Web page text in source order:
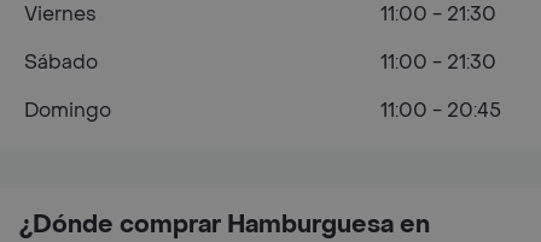
¿Dónde comprar Hamburguesa en
Viernes
11:00 - 21:30
Sábado
11:00 - 21:30
Domingo
11:00 - 20:45